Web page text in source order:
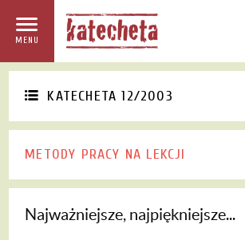
MENU
KATECHETA 12/2003
METODY PRACY NA LEKCJI
Najważniejsze, najpiękniejsze...